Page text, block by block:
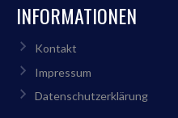
INFORMATIONEN
Kontakt
Impressum
Datenschutzerklärung